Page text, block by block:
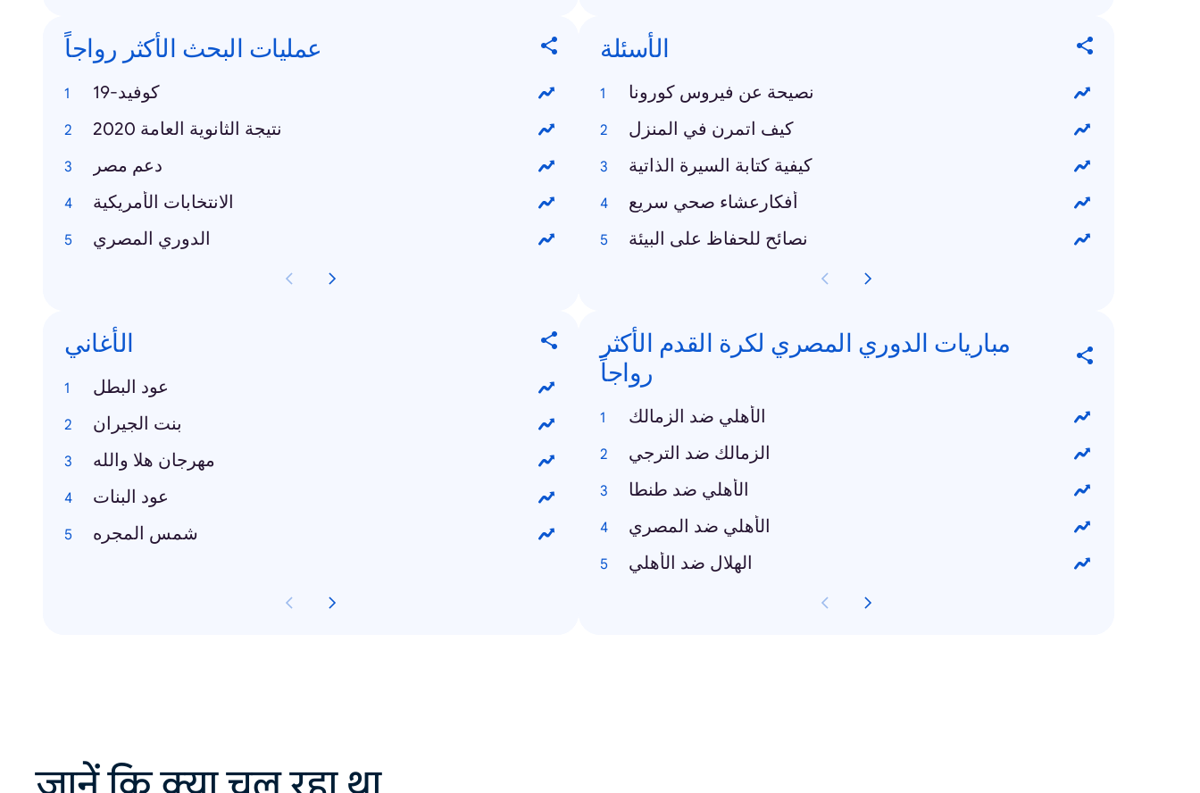
عمليات البحث الأكثر رواجاً
كوفيد-19
نتيجة الثانوية العامة 2020
دعم مصر
الانتخابات الأمريكية
الدوري المصري
الأسئلة
نصيحة عن فيروس كورونا
كيف اتمرن في المنزل
كيفية كتابة السيرة الذاتية
أفكارعشاء صحي سريع
نصائح للحفاظ على البيئة
الأغاني
عود البطل
بنت الجيران
مهرجان هلا والله
عود البنات
شمس المجره
مباريات الدوري المصري لكرة القدم الأكثر
رواجاً
الأهلي ضد الزمالك
الزمالك ضد الترجي
الأهلي ضد طنطا
الأهلي ضد المصري
الهلال ضد الأهلي